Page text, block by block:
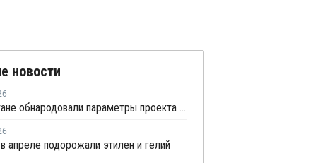
новости
В Татарстане обнародовали параметры проекта промпарка "Этилен-600"
апреле подорожали этилен и гелий